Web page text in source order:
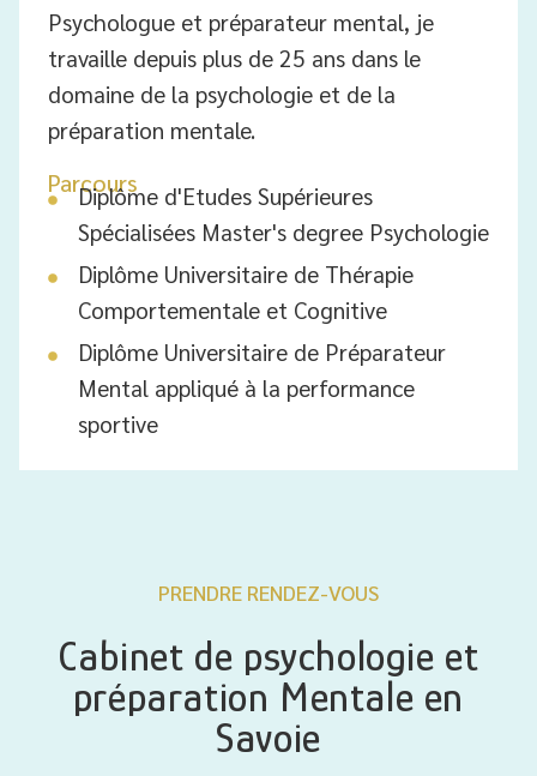
Psychologue et préparateur mental, je
travaille depuis plus de 25 ans dans le
domaine de la psychologie et de la
préparation mentale.
Parcours
Diplôme d'Etudes Supérieures
Spécialisées Master's degree Psychologie
Diplôme Universitaire de Thérapie
Comportementale et Cognitive
Diplôme Universitaire de Préparateur
Mental appliqué à la performance
sportive
PRENDRE RENDEZ-VOUS
Cabinet de psychologie et
préparation Mentale en
Savoie